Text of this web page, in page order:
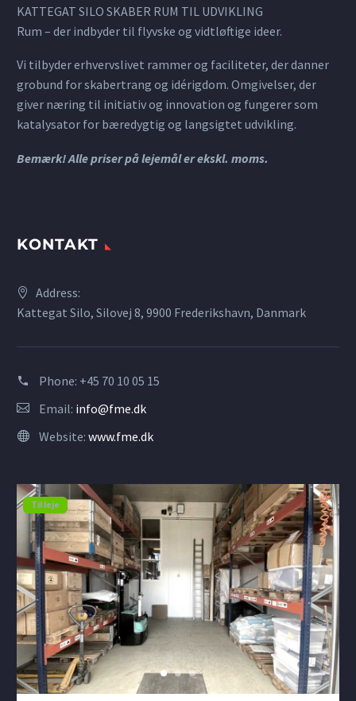
KATTEGAT SILO SKABER RUM TIL UDVIKLING
Rum – der indbyder til flyvske og vidtløftige ideer.
Vi tilbyder erhvervslivet rammer og faciliteter, der danner
grobund for skabertrang og idérigdom. Omgivelser, der
giver næring til initiativ og innovation og fungerer som
katalysator for bæredygtig og langsigtet udvikling.
Bemærk! Alle priser på lejemål er ekskl. moms.
KONTAKT
Address:
Kattegat Silo, Silovej 8, 9900 Frederikshavn, Danmark
Phone: +45 70 10 05 15
Email: info@fme.dk
Website: www.fme.dk
Til leje